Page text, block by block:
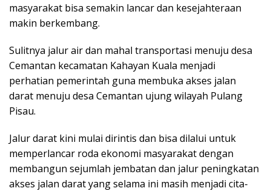
masyarakat bisa semakin lancar dan kesejahteraan
makin berkembang.
Sulitnya jalur air dan mahal transportasi menuju desa
Cemantan kecamatan Kahayan Kuala menjadi
perhatian pemerintah guna membuka akses jalan
darat menuju desa Cemantan ujung wilayah Pulang
Pisau.
Jalur darat kini mulai dirintis dan bisa dilalui untuk
memperlancar roda ekonomi masyarakat dengan
membangun sejumlah jembatan dan jalur peningkatan
akses jalan darat yang selama ini masih menjadi cita-